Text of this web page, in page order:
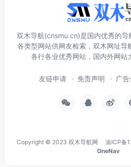
双木导航(cnsmu.cn)是国内优秀的导
各类型网站供网友检索，双木网址导
各行各业优秀网站，国内外网站
友链申请 免责声明 广
Copyright © 2023 双木导航网 渝ICP备
OneNav